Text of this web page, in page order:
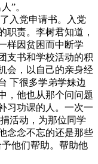
”。
入党申请书。入党
职责。李树君知道，
样因贫困而中断学
支书和学校活动的积
会，以自己的亲身经
下很多学弟学妹边
，他也从那个问问题
习功课的人。一次一
活动，为那位同学
念念不忘的还是那些
他们帮助。帮助他